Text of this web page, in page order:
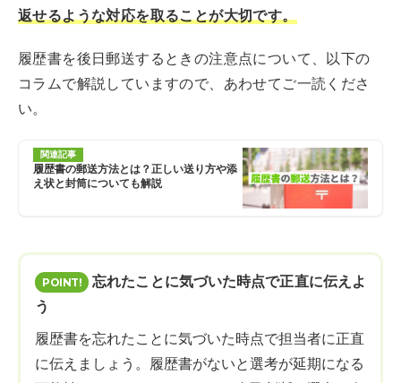
返せるような対応を取ることが大切です。
履歴書を後日郵送するときの注意点について、以下の
コラムで解説していますので、あわせてご一読くださ
い。
関連記事
履歴書の郵送方法とは？正しい送り方や添
え状と封筒についても解説
忘れたことに気づいた時点で正直に伝えよ
う
履歴書を忘れたことに気づいた時点で担当者に正直
に伝えましょう。履歴書がないと選考が延期になる